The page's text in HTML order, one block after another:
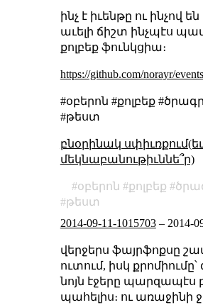
ինչ է իւենթը ու ինչով
աւելի ճիշտ ինչպէս
քոլբեք ֆունկցիա։
https://github.com/norayr/
#օբերոն #քոլբեք
#թեստ
բնօրինակ սփիւռքում(եւ
մեկնաբանութիւննե՞ր)
օբերոն քոլբեք
թեստ
2014-09-11-1015703– 2014-
վերջերս ֆայրֆոքսը
ուտում, իսկ քրոմիումը՝
նոյն էջերը պարզապէս
պահելիս։ ու առաջինի